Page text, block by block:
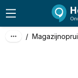
/
89,00 excl.
107,69 incl.